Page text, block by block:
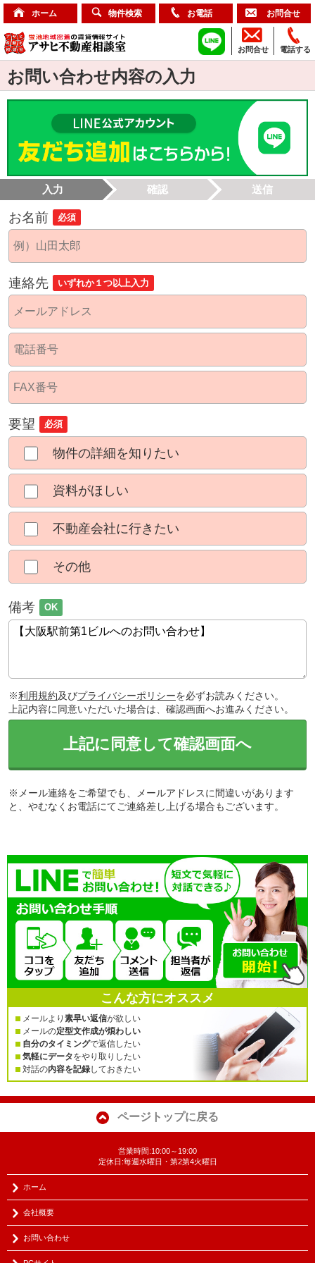
ホーム 物件検索 お電話 お問合せ
電話する
お問合せ
お問い合わせ内容の入力
入力 確認 送信
お名前 必須
連絡先 いずれか１つ以上入力
要望 必須
物件の詳細を知りたい
資料がほしい
不動産会社に行きたい
その他
備考 OK
※利用規約及びプライバシーポリシーを必ずお読みください。
上記内容に同意いただいた場合は、確認画面へお進みください。
上記に同意して確認画面へ
※メール連絡をご希望でも、メールアドレスに間違いがあります
と、やむなくお電話にてご連絡差し上げる場合もございます。
こんな方にオススメ
メールより 素早い返信が欲しい
メールの定型文作成が煩わしい
自分のタイミングで返信したい
気軽にデータをやり取りしたい
対話の内容を記録しておきたい
ページトップに戻る
営業時間:10:00～19:00
定休日:毎週水曜日・第2第4火曜日
ホーム
会社概要
お問い合わせ